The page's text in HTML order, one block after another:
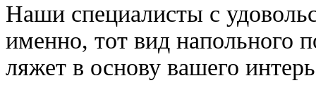
Наши специалисты с
именно, тот вид напольного
ляжет в основу вашего